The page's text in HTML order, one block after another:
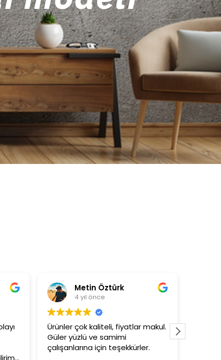
Metin Öztürk
4 yıl önce
Ürünler çok kaliteli, fiyatlar makul.
Güler yüzlü ve samimi
çalışanlarına için teşekkürler.
3+1 evin kagidini